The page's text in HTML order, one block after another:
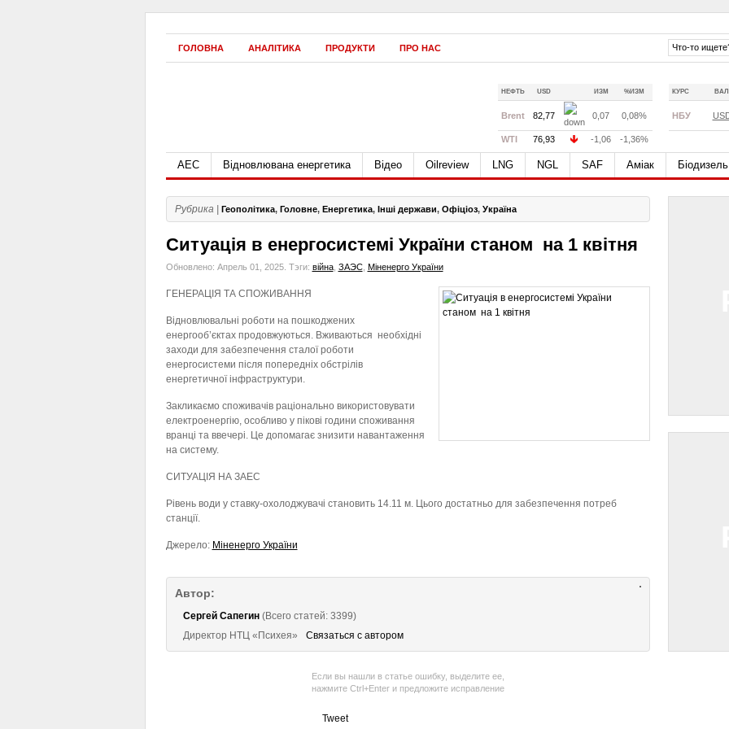
ГОЛОВНА АНАЛІТИКА ПРОДУКТИ ПРО НАС
КУРС ВАЛ
НБУ
НЕФТЬ USD ИЗМ %ИЗМ
Brent 82,77 0,07 0,08%
WTI 76,93 -1,06 -1,36%
АЕС Відновлювана енергетика Відео Oilreview LNG NGL SAF Аміак Біодизель
Рубрика | Геополітика, Головне, Енергетика, Інші держави, Офіціоз, Україна
Ситуація в енергосистемі України станом на 1 квітня
Обновлено: Апрель 01, 2025. Тэги: війна, ЗАЭС, Міненерго України
ГЕНЕРАЦІЯ ТА СПОЖИВАННЯ
Відновлювальні роботи на пошкоджених
енергооб’єктах продовжуються. Вживаються необхідні
заходи для забезпечення сталої роботи
енергосистеми після попередніх обстрілів
енергетичної інфраструктури.
Закликаємо споживачів раціонально використовувати
електроенергію, особливо у пікові години споживання
вранці та ввечері. Це допомагає знизити навантаження
на систему.
СИТУАЦІЯ НА ЗАЕС
Рівень води у ставку-охолоджувачі становить 14.11 м. Цього достатньо для забезпечення потреб
станції.
Джерело: Міненерго України
Автор:
Сергей Сапегин(Всего статей: 3399)
Директор НТЦ «Психея»
Связаться с автором
Если вы нашли в статье ошибку, выделите ее,
нажмите Ctrl+Enter и предложите исправление
Tweet